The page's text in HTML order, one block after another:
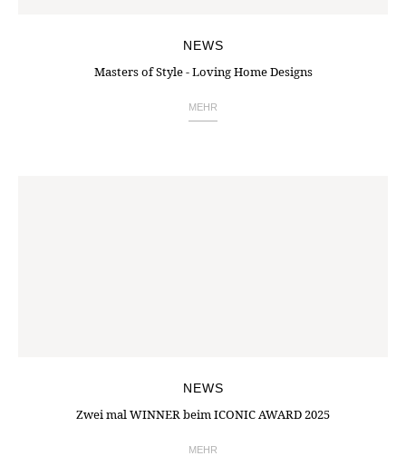
NEWS
Masters of Style - Loving Home Designs
MEHR
NEWS
Zwei mal WINNER beim ICONIC AWARD 2025
MEHR